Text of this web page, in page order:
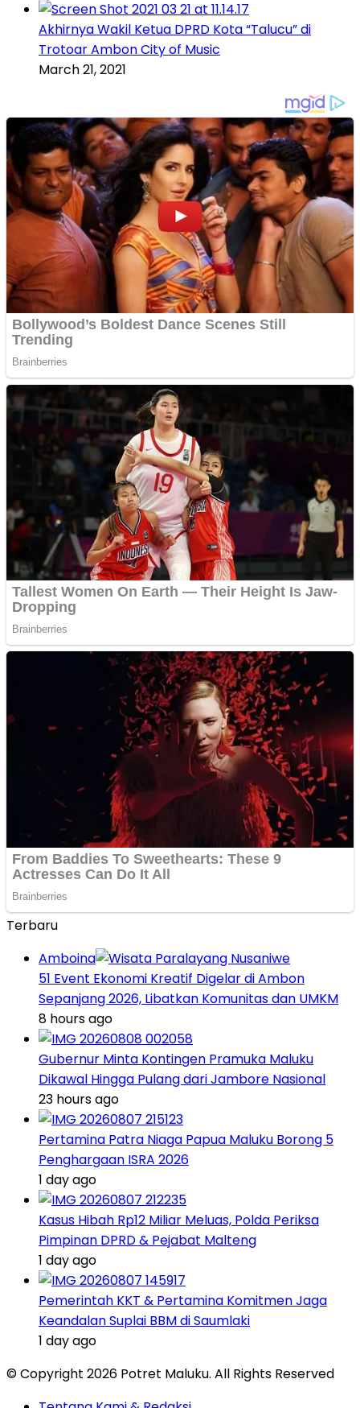
Akhirnya Wakil Ketua DPRD Kota “Talucu” di
Trotoar Ambon City of Music
March 21, 2021
Terbaru
Amboina
51 Event Ekonomi Kreatif Digelar di Ambon
Sepanjang 2026, Libatkan Komunitas dan UMKM
8 hours ago
Gubernur Minta Kontingen Pramuka Maluku
Dikawal Hingga Pulang dari Jambore Nasional
23 hours ago
Pertamina Patra Niaga Papua Maluku Borong 5
Penghargaan ISRA 2026
1 day ago
Kasus Hibah Rp12 Miliar Meluas, Polda Periksa
Pimpinan DPRD & Pejabat Malteng
1 day ago
Pemerintah KKT & Pertamina Komitmen Jaga
Keandalan Suplai BBM di Saumlaki
1 day ago
© Copyright 2026 Potret Maluku. All Rights Reserved